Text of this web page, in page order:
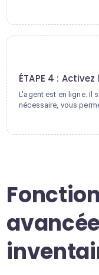
ÉTAPE 4 :
L'agent est en ligne. Il
nécessaire, vous